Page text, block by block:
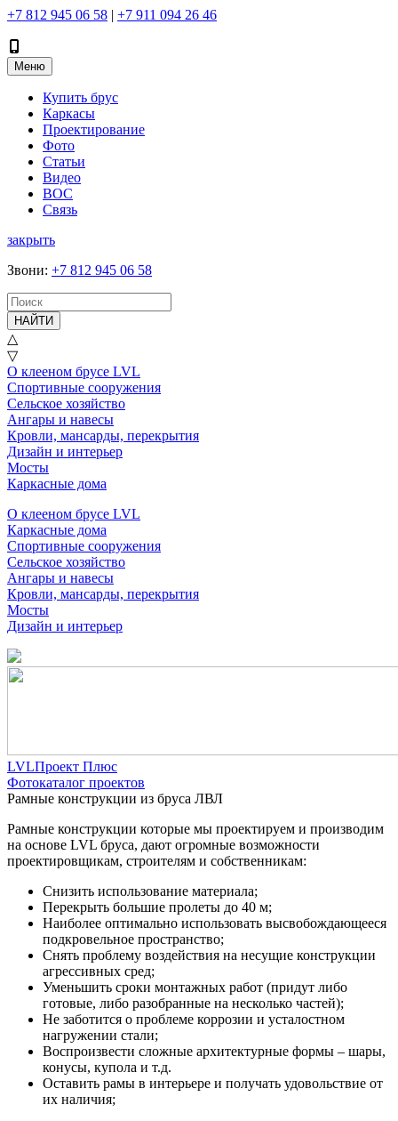
+7 812 945 06 58 | +7 911 094 26 46
Меню
Купить брус
Каркасы
Проектирование
Фото
Статьи
Видео
ВОС
Связь
закрыть
Звони: +7 812 945 06 58
НАЙТИ
△
▽
О клееном брусе LVL
Спортивные сооружения
Сельское хозяйство
Ангары и навесы
Кровли, мансарды, перекрытия
Дизайн и интерьер
Мосты
Каркасные дома
О клееном брусе LVL
Каркасные дома
Спортивные сооружения
Сельское хозяйство
Ангары и навесы
Кровли, мансарды, перекрытия
Мосты
Дизайн и интерьер
LVLПроект Плюс
Фотокаталог проектов
Рамные конструкции из бруса ЛВЛ
Рамные конструкции которые мы проектируем и производим
на основе LVL бруса, дают огромные возможности
проектировщикам, строителям и собственникам:
Снизить использование материала;
Перекрыть большие пролеты до 40 м;
Наиболее оптимально использовать высвобождающееся
подкровельное пространство;
Снять проблему воздействия на несущие конструкции
агрессивных сред;
Уменьшить сроки монтажных работ (придут либо
готовые, либо разобранные на несколько частей);
Не заботится о проблеме коррозии и усталостном
нагружении стали;
Воспроизвести сложные архитектурные формы – шары,
конусы, купола и т.д.
Оставить рамы в интерьере и получать удовольствие от
их наличия;